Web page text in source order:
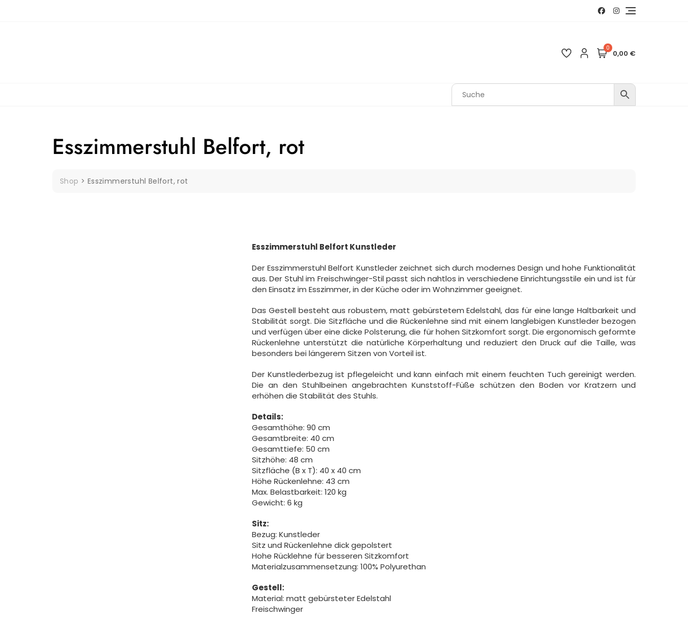
0
0,00 €
Esszimmerstuhl Belfort, rot
Shop > Esszimmerstuhl Belfort, rot
Esszimmerstuhl Belfort Kunstleder
Der Esszimmerstuhl Belfort Kunstleder zeichnet sich durch modernes Design und hohe Funktionalität
aus. Der Stuhl im Freischwinger-Stil passt sich nahtlos in verschiedene Einrichtungsstile ein und ist für
den Einsatz im Esszimmer, in der Küche oder im Wohnzimmer geeignet.
Das Gestell besteht aus robustem, matt gebürstetem Edelstahl, das für eine lange Haltbarkeit und
Stabilität sorgt. Die Sitzfläche und die Rückenlehne sind mit einem langlebigen Kunstleder bezogen
und verfügen über eine dicke Polsterung, die für hohen Sitzkomfort sorgt. Die ergonomisch geformte
Rückenlehne unterstützt die natürliche Körperhaltung und reduziert den Druck auf die Taille, was
besonders bei längerem Sitzen von Vorteil ist.
Der Kunstlederbezug ist pflegeleicht und kann einfach mit einem feuchten Tuch gereinigt werden.
Die an den Stuhlbeinen angebrachten Kunststoff-Füße schützen den Boden vor Kratzern und
erhöhen die Stabilität des Stuhls.
Details:
Gesamthöhe: 90 cm
Gesamtbreite: 40 cm
Gesamttiefe: 50 cm
Sitzhöhe: 48 cm
Sitzfläche (B x T): 40 x 40 cm
Höhe Rückenlehne: 43 cm
Max. Belastbarkeit: 120 kg
Gewicht: 6 kg
Sitz:
Bezug: Kunstleder
Sitz und Rückenlehne dick gepolstert
Hohe Rücklehne für besseren Sitzkomfort
Materialzusammensetzung: 100% Polyurethan
Gestell:
Material: matt gebürsteter Edelstahl
Freischwinger